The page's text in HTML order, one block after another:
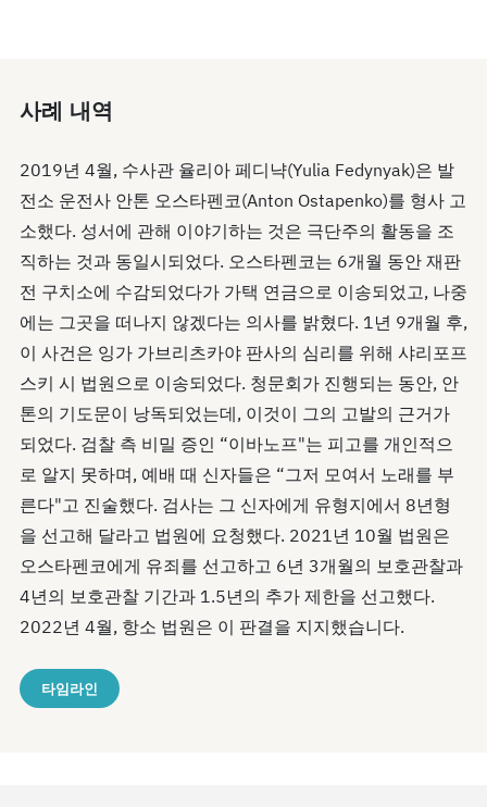
사례 내역
2019년 4월, 수사관 율리아 페디냑(Yulia Fedynyak)은 발
전소 운전사 안톤 오스타펜코(Anton Ostapenko)를 형사 고
소했다. 성서에 관해 이야기하는 것은 극단주의 활동을 조
직하는 것과 동일시되었다. 오스타펜코는 6개월 동안 재판
전 구치소에 수감되었다가 가택 연금으로 이송되었고, 나중
에는 그곳을 떠나지 않겠다는 의사를 밝혔다. 1년 9개월 후,
이 사건은 잉가 가브리츠카야 판사의 심리를 위해 샤리포프
스키 시 법원으로 이송되었다. 청문회가 진행되는 동안, 안
톤의 기도문이 낭독되었는데, 이것이 그의 고발의 근거가
되었다. 검찰 측 비밀 증인 “이바노프"는 피고를 개인적으
로 알지 못하며, 예배 때 신자들은 “그저 모여서 노래를 부
른다"고 진술했다. 검사는 그 신자에게 유형지에서 8년형
을 선고해 달라고 법원에 요청했다. 2021년 10월 법원은
오스타펜코에게 유죄를 선고하고 6년 3개월의 보호관찰과
4년의 보호관찰 기간과 1.5년의 추가 제한을 선고했다.
2022년 4월, 항소 법원은 이 판결을 지지했습니다.
타임라인